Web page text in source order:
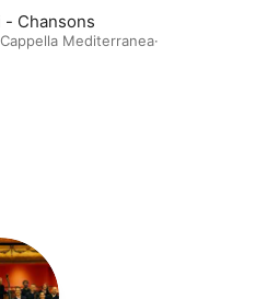
Chansons
Cappella Mediterranea·